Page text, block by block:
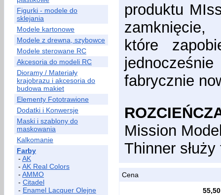
Figurki - modele do
sklejania
Modele kartonowe
Modele z drewna, szybowce
Modele sterowane RC
Akcesoria do modeli RC
Dioramy / Materiały
krajobrazu i akcesoria do
budowa makiet
Elementy Fototrawione
Dodatki i Konwersje
Maski i szablony do
maskowania
Kalkomanie
Farby
- AK
- AK Real Colors
- AMMO
- Citadel
- Enamel Lacquer Olejne
produktu
zamknięcie,
które
fabrycznie
Mission
Thinner
Cena
55,50